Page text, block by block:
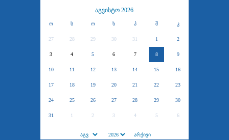
აგვისტო 2026
ო ს ო ხ პ შ კ
27 28 29 30 31 1 2
3 4 5 6 7 8 9
10 11 12 13 14 15 16
17 18 19 20 21 22 23
24 25 26 27 28 29 30
31 1 2 3 4 5 6